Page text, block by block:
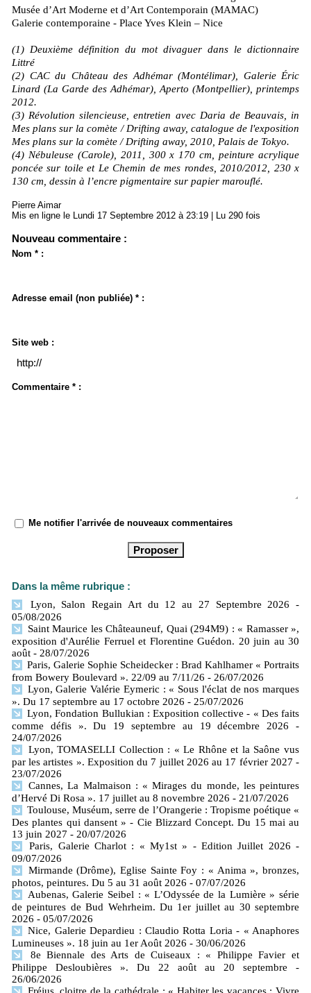
Musée d’Art Moderne et d’Art Contemporain (MAMAC)
Galerie contemporaine - Place Yves Klein – Nice
(1) Deuxième définition du mot divaguer dans le dictionnaire
Littré
(2) CAC du Château des Adhémar (Montélimar), Galerie Éric
Linard (La Garde des Adhémar), Aperto (Montpellier), printemps
2012.
(3) Révolution silencieuse, entretien avec Daria de Beauvais, in
Mes plans sur la comète / Drifting away, catalogue de l'exposition
Mes plans sur la comète / Drifting away, 2010, Palais de Tokyo.
(4) Nébuleuse (Carole), 2011, 300 x 170 cm, peinture acrylique
poncée sur toile et Le Chemin de mes rondes, 2010/2012, 230 x
130 cm, dessin à l’encre pigmentaire sur papier marouflé.
Pierre Aimar
Mis en ligne le Lundi 17 Septembre 2012 à 23:19 | Lu 290 fois
Nouveau commentaire :
Nom * :
Adresse email (non publiée) * :
Site web :
Commentaire * :
Me notifier l'arrivée de nouveaux commentaires
Dans la même rubrique :
Lyon, Salon Regain Art du 12 au 27 Septembre 2026
-
05/08/2026
Saint Maurice les Châteauneuf, Quai (294M9) : « Ramasser »,
exposition d'Aurélie Ferruel et Florentine Guédon. 20 juin au 30
août - 28/07/2026
Paris, Galerie Sophie Scheidecker : Brad Kahlhamer « Portraits
from Bowery Boulevard ». 22/09 au 7/11/26 - 26/07/2026
Lyon, Galerie Valérie Eymeric : « Sous l'éclat de nos marques
». Du 17 septembre au 17 octobre 2026 - 25/07/2026
Lyon, Fondation Bullukian : Exposition collective - « Des faits
comme défis ». Du 19 septembre au 19 décembre 2026
-
24/07/2026
Lyon, TOMASELLI Collection : « Le Rhône et la Saône vus
par les artistes ». Exposition du 7 juillet 2026 au 17 février 2027 -
23/07/2026
Cannes, La Malmaison : « Mirages du monde, les peintures
d’Hervé Di Rosa ». 17 juillet au 8 novembre 2026 - 21/07/2026
Toulouse, Muséum, serre de l’Orangerie : Tropisme poétique «
Des plantes qui dansent » - Cie Blizzard Concept. Du 15 mai au
13 juin 2027 - 20/07/2026
Paris, Galerie Charlot : « My1st » - Edition Juillet 2026 -
09/07/2026
Mirmande (Drôme), Eglise Sainte Foy : « Anima », bronzes,
photos, peintures. Du 5 au 31 août 2026 - 07/07/2026
Aubenas, Galerie Seibel : « L’Odyssée de la Lumière » série
de peintures de Bud Wehrheim. Du 1er juillet au 30 septembre
2026 - 05/07/2026
Nice, Galerie Depardieu : Claudio Rotta Loria - « Anaphores
Lumineuses ». 18 juin au 1er Août 2026 - 30/06/2026
8e Biennale des Arts de Cuiseaux : « Philippe Favier et
Philippe Desloubières ». Du 22 août au 20 septembre
-
26/06/2026